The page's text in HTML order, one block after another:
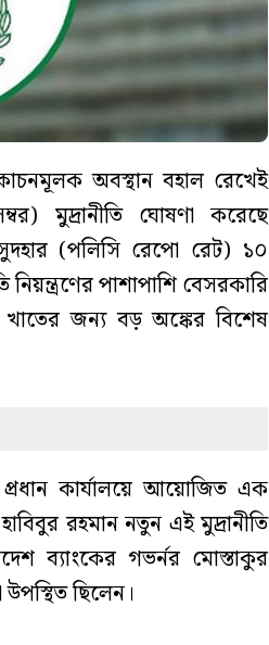
অবস্থান বহাল রেখেই
মুদ্রানীতি ঘোষণা করেছে
সুদহার (পলিসি রেপো রেট) ১০
পাশাপাশি বেসরকারি
জন্য বড় অঙ্কের বিশেষ
কার্যালয়ে আয়োজিত এক
রহমান নতুন এই মুদ্রানীতি
ব্যাংকের গভর্নর মোস্তাকুর
ছিলেন।